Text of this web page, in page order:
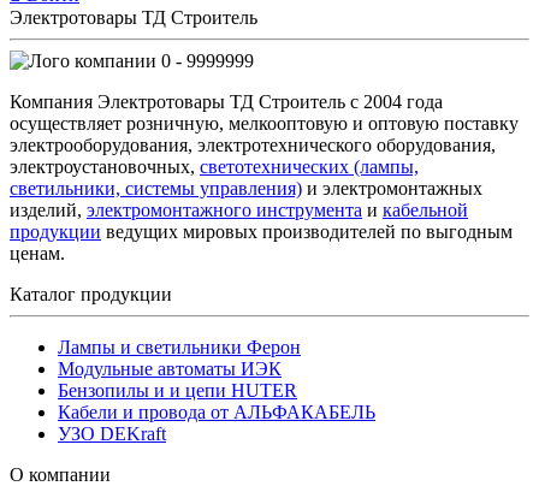
Электротовары ТД Строитель
0 - 9999999
Компания Электротовары ТД Строитель с 2004 года
осуществляет розничную, мелкооптовую и оптовую поставку
электрооборудования, электротехнического оборудования,
электроустановочных, светотехнических (лампы,
светильники, системы управления) и электромонтажных
изделий, электромонтажного инструмента и кабельной
продукции ведущих мировых производителей по выгодным
ценам.
Каталог продукции
Лампы и светильники Ферон
Модульные автоматы ИЭК
Бензопилы и и цепи HUTER
Кабели и провода от АЛЬФАКАБЕЛЬ
УЗО DEKraft
О компании